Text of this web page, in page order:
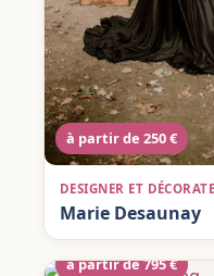
à partir de 250 €
DESIGNER ET
Marie Desaunay
à partir de 795 €